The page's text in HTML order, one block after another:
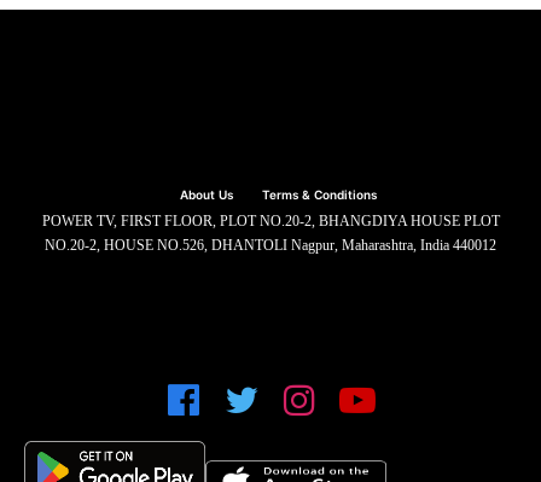
About Us Terms & Conditions
POWER TV, FIRST FLOOR, PLOT NO.20-2, BHANGDIYA HOUSE PLOT
NO.20-2, HOUSE NO.526, DHANTOLI Nagpur, Maharashtra, India 440012